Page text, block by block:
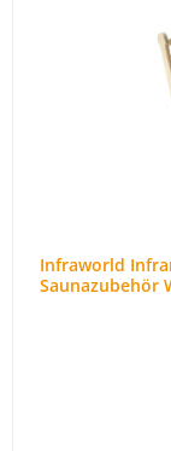
Infraworld
Saunazubehör